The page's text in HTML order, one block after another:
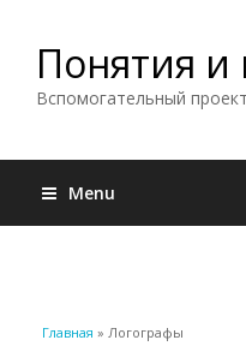
Понятия и
Вспомогательный
Menu
Вы здесь
Главная » Логографы